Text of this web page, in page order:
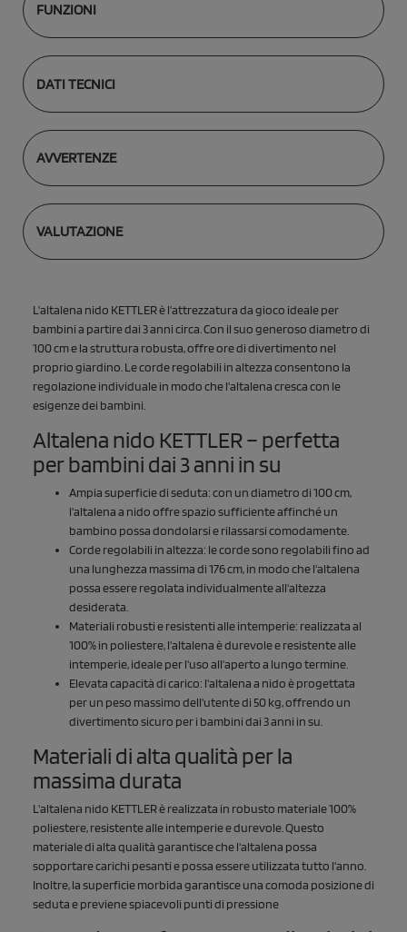
FUNZIONI
DATI TECNICI
AVVERTENZE
VALUTAZIONE
L'altalena nido KETTLER è l'attrezzatura da gioco ideale per
bambini a partire dai 3 anni circa. Con il suo generoso diametro di
100 cm e la struttura robusta, offre ore di divertimento nel
proprio giardino. Le corde regolabili in altezza consentono la
regolazione individuale in modo che l'altalena cresca con le
esigenze dei bambini.
Altalena nido KETTLER – perfetta
per bambini dai 3 anni in su
Ampia superficie di seduta: con un diametro di 100 cm,
l'altalena a nido offre spazio sufficiente affinché un
bambino possa dondolarsi e rilassarsi comodamente.
Corde regolabili in altezza: le corde sono regolabili fino ad
una lunghezza massima di 176 cm, in modo che l'altalena
possa essere regolata individualmente all'altezza
desiderata.
Materiali robusti e resistenti alle intemperie: realizzata al
100% in poliestere, l'altalena è durevole e resistente alle
intemperie, ideale per l'uso all'aperto a lungo termine.
Elevata capacità di carico: l'altalena a nido è progettata
per un peso massimo dell'utente di 50 kg, offrendo un
divertimento sicuro per i bambini dai 3 anni in su.
Materiali di alta qualità per la
massima durata
L'altalena nido KETTLER è realizzata in robusto materiale 100%
poliestere, resistente alle intemperie e durevole. Questo
materiale di alta qualità garantisce che l'altalena possa
sopportare carichi pesanti e possa essere utilizzata tutto l'anno.
Inoltre, la superficie morbida garantisce una comoda posizione di
seduta e previene spiacevoli punti di pressione